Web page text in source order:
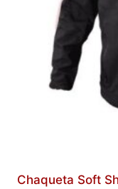
Chaqueta Soft